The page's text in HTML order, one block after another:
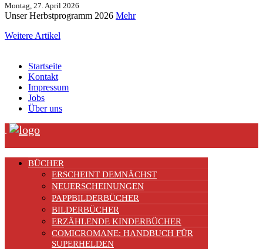
Montag, 27. April 2026
Unser Herbstprogramm 2026 Mehr
Weitere Artikel
Startseite
Kontakt
Impressum
Jobs
Über uns
.
BÜCHER
ERSCHEINT DEMNÄCHST
NEUERSCHEINUNGEN
PAPPBILDERBÜCHER
BILDERBÜCHER
ERZÄHLENDE KINDERBÜCHER
COMICROMANE: HANDBUCH FÜR
SUPERHELDEN